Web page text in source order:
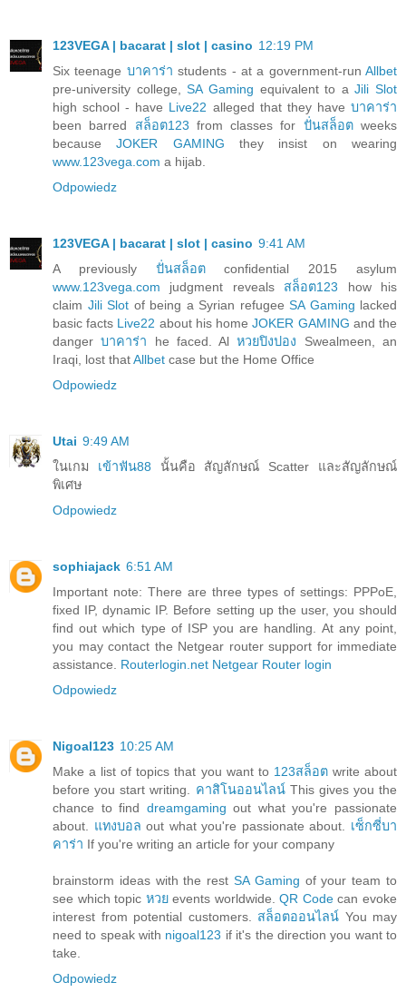
123VEGA | bacarat | slot | casino 12:19 PM
Six teenage บาคาร่า students - at a government-run Allbet
pre-university college,SA Gaming equivalent to aJili Slot
high school - have Live22 alleged that they haveบาคาร่า
been barred สล็อต123 from classes for ปั่นสล็อตweeks
becauseJOKER GAMING they insist on wearing
www.123vega.com a hijab.
Odpowiedz
123VEGA | bacarat | slot | casino 9:41 AM
A previously ปั่นสล็อตconfidential 2015 asylum
www.123vega.com judgment reveals สล็อต123 how his
claim Jili Slot of being a Syrian refugee SA Gaming lacked
basic facts Live22 about his homeJOKER GAMING and the
dangerบาคาร่า he faced. Alหวยปิงปอง Swealmeen, an
Iraqi, lost thatAllbet case but the Home Office
Odpowiedz
Utai 9:49 AM
ในเกม เข้าฟัน88 นั้นคือ สัญลักษณ์ Scatter และสัญลักษณ์
พิเศษ
Odpowiedz
sophiajack 6:51 AM
Important note: There are three types of settings: PPPoE,
fixed IP, dynamic IP. Before setting up the user, you should
find out which type of ISP you are handling. At any point,
you may contact the Netgear router support for immediate
assistance. Routerlogin.net Netgear Router login
Odpowiedz
Nigoal123 10:25 AM
Make a list of topics that you want to 123สล็อตwrite about
before you start writing. คาสิโนออนไลน์This gives you the
chance to find dreamgaming out what you're passionate
about. แทงบอล out what you're passionate about. เซ็กซี่บา
คาร่า If you're writing an article for your company
brainstorm ideas with the rest SA Gaming of your team to
see which topic หวยevents worldwide.QR Codecan evoke
interest from potential customers. สล็อตออนไลน์ You may
need to speak with nigoal123 if it's the direction you want to
take.
Odpowiedz